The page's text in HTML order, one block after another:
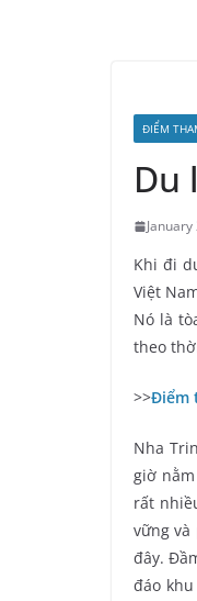
ĐIỂM
Du
Khi đi
Việt
Nó là
theo
>>Điểm
Nha
giờ
rất
vững
đây.
đáo